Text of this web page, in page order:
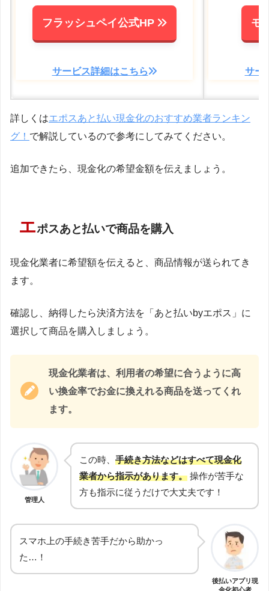
フラッシュペイ公式HP
サービス詳細はこちら
モ
サー
詳しくはエポスあと払い現金化のおすすめ業者ランキン
グ！ で解説しているので参考にしてみてください。
追加できたら、現金化の希望金額を伝えましょう。
エポスあと払いで商品を購入
現金化業者に希望額を伝えると、商品情報が送られてき
ます。
確認し、納得したら決済方法を「あと払いbyエポス」に
選択して商品を購入しましょう。
現金化業者は、利用者の希望に合うように高
い換金率でお金に換えれる商品を送ってくれ
ます。
管理人
この時、 手続き方法などはすべて現金化
業者から指示があります。 操作が苦手な
方も指示に従うだけで大丈夫です！
スマホ上の手続き苦手だから助かっ
た…！
後払いアプリ現